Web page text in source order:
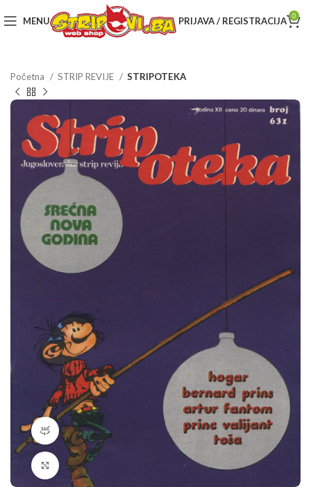
MENU PRIJAVA / REGISTRACIJA 0
Početna STRIP REVIJE STRIPOTEKA
360 product view
Klikni da povečaš